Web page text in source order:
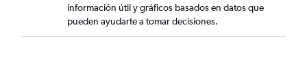
información útil y gráficos basados en datos que
pueden ayudarte a tomar decisiones.